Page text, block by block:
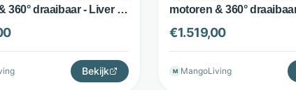
360° draaibaar - Liver -
Bekijk
motoren & 360°
The Seats
€1.519,00
M MangoLiving